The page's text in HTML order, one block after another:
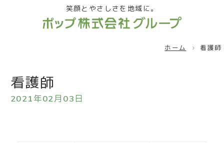
笑顔とやさしさを地域に。
ホーム 看護師
看護師
2021年02月03日